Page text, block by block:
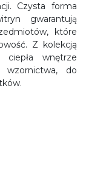
Czysta forma
gwarantują
które
Z kolekcją
ciepła wnętrze
wzornictwa, do